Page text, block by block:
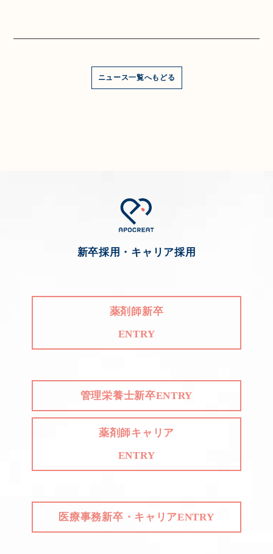
ニュース一覧へもどる
新卒採用・キャリア採用
薬剤師新卒
ENTRY
管理栄養士新卒ENTRY
薬剤師キャリア
ENTRY
医療事務新卒・キャリアENTRY